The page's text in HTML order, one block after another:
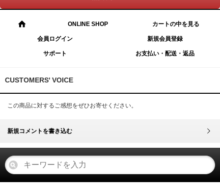
ONLINE SHOP カートの中を見る
会員ログイン 新規会員登録
サポート お支払い・配送・返品
CUSTOMERS' VOICE
この商品に対するご感想をぜひお寄せください。
新規コメントを書き込む